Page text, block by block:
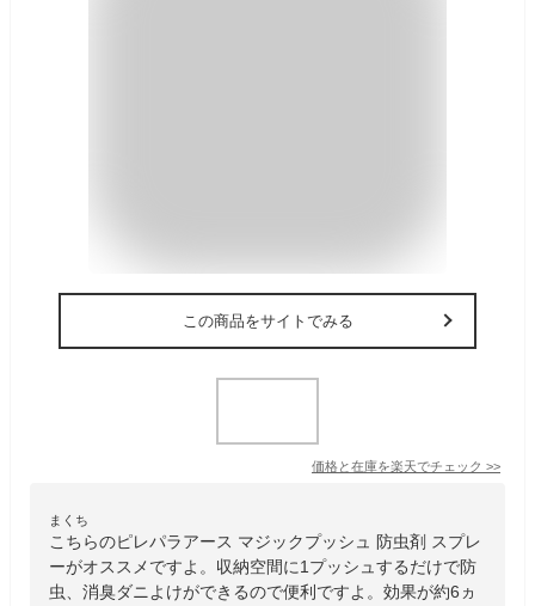
この商品をサイトでみる
価格と在庫を楽天でチェック >>
まくち
こちらのピレパラアース マジックプッシュ 防虫剤 スプレ
ーがオススメですよ。収納空間に1プッシュするだけで防
虫、消臭ダニよけができるので便利ですよ。効果が約6ヵ